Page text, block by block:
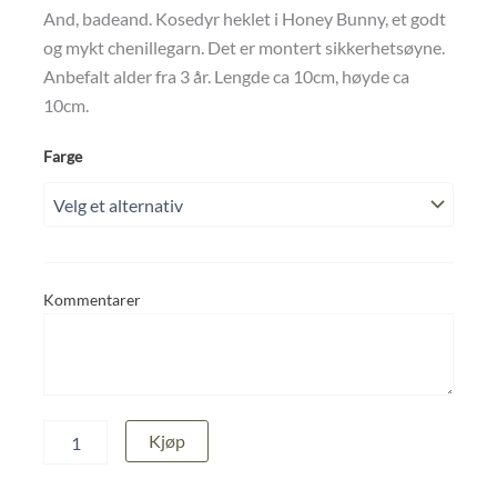
And, badeand. Kosedyr heklet i Honey Bunny, et godt
og mykt chenillegarn. Det er montert sikkerhetsøyne.
Anbefalt alder fra 3 år. Lengde ca 10cm, høyde ca
10cm.
Farge
Kommentarer
heklet
Kjøp